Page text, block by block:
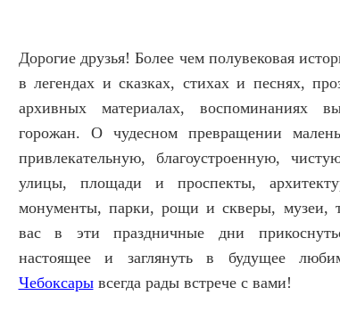
Дорогие друзья! Более чем полувековая
в легендах и сказках, стихах и песнях,
архивных материалах, воспоминаниях
горожан. О чудесном превращении
привлекательную, благоустроенную,
улицы, площади и проспекты,
монументы, парки, рощи и скверы, музеи,
вас в эти праздничные дни
настоящее и заглянуть в будущее
Чебоксарывсегда рады встрече с вами!